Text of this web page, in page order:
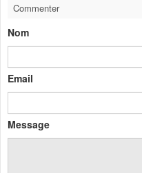
Commenter
Nom
Email
Message